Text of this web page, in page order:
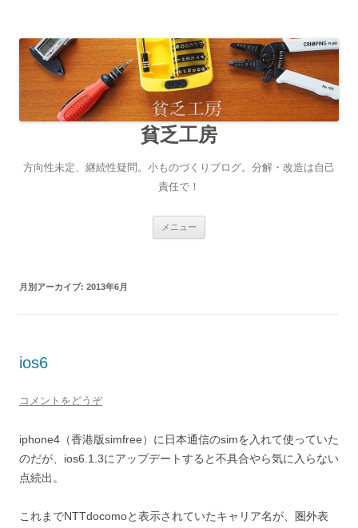
貧乏工房
方向性未定、継続性疑問。小ものづくりブログ。分解・改造は自己
責任で！
メニュー
月別アーカイブ: 2013年6月
ios6
コメントをどうぞ
iphone4（香港版simfree）に日本通信のsimを入れて使っていた
のだが、ios6.1.3にアップデートすると不具合やら気に入らない
点続出。
これまでNTTdocomoと表示されていたキャリア名が、圏外表